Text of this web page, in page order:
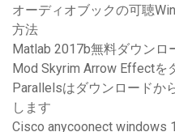
オーディオブックの可聴
方法
Matlab 2017b無料ダウンロ
Mod Skyrim Arrow Effectを
Parallelsはダウンロードか
します
Cisco anycoonect windows